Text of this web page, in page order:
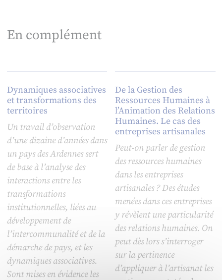
En complément
Dynamiques associatives
et transformations des
territoires
Un travail d’observation
d’une dizaine d’années dans
un pays des Ardennes sert
de base à l’analyse des
interactions entre les
transformations
institutionnelles, liées au
développement de
l’intercommunalité et de la
démarche de pays, et les
dynamiques associatives.
Sont mises en évidence les
De la Gestion des
Ressources Humaines à
l’Animation des Relations
Humaines. Le cas des
entreprises artisanales
Peut-on parler de gestion
des ressources humaines
dans les entreprises
artisanales ? Des études
menées dans ces entreprises
y révèlent une particularité
des relations humaines. On
peut dès lors s’interroger
sur la pertinence
d’appliquer à l’artisanat les